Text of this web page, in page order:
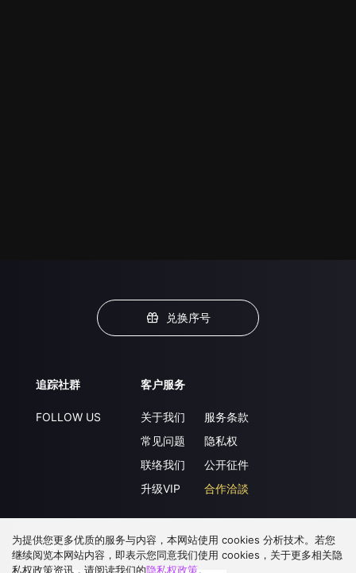
兑换序号
追踪社群
FOLLOW US
客户服务
关于我们
常见问题
联络我们
升级VIP
服务条款
隐私权
公开征件
合作洽談
下载 APP
为提供您更多优质的服务与内容，本网站使用 cookies 分析技术。若您
继续阅览本网站内容，即表示您同意我们使用 cookies，关于更多相关隐
私权政策资讯，请阅读我们的隐私权政策。